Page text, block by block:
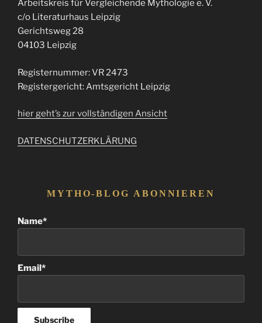
Arbeitskreis für Vergleichende Mythologie e. V.
c/o Literaturhaus Leipzig
Gerichtsweg 28
04103 Leipzig
Registernummer: VR 2473
Registergericht: Amtsgericht Leipzig
hier geht’s zur vollständigen Ansicht
DATENSCHUTZERKLÄRUNG
MYTHO-BLOG ABONNIEREN
Name*
Email*